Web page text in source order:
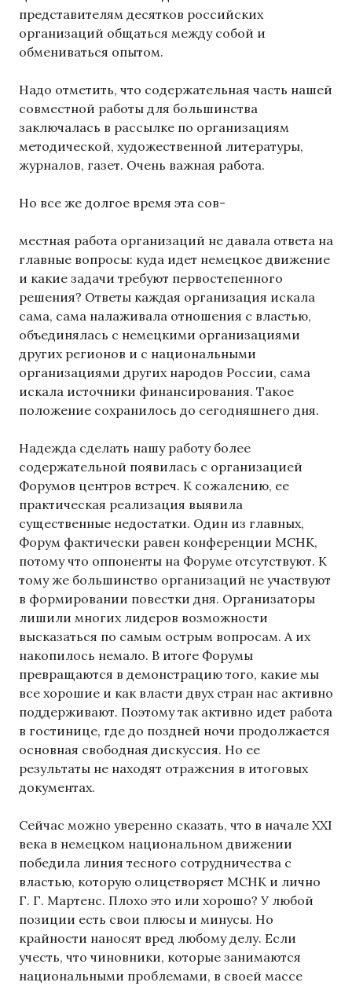
представителям десятков российских
организаций общаться между собой и
обмениваться опытом.
Надо отметить, что содержательная часть нашей
совместной работы для большинства
заключалась в рассылке по организациям
методической, художественной литературы,
журналов, газет. Очень важная работа.
Но все же долгое время эта сов-
местная работа организаций не давала ответа на
главные вопросы: куда идет немецкое движение
и какие задачи требуют первостепенного
решения? Ответы каждая организация искала
сама, сама налаживала отношения с властью,
объединялась с немецкими организациями
других регионов и с национальными
организациями других народов России, сама
искала источники финансирования. Такое
положение сохранилось до сегодняшнего дня.
Надежда сделать нашу работу более
содержательной появилась с организацией
Форумов центров встреч. К сожалению, ее
практическая реализация выявила
существенные недостатки. Один из главных,
Форум фактически равен конференции МСНК,
потому что оппоненты на Форуме отсутствуют. К
тому же большинство организаций не участвуют
в формировании повестки дня. Организаторы
лишили многих лидеров возможности
высказаться по самым острым вопросам. А их
накопилось немало. В итоге Форумы
превращаются в демонстрацию того, какие мы
все хорошие и как власти двух стран нас активно
поддерживают. Поэтому так активно идет работа
в гостинице, где до поздней ночи продолжается
основная свободная дискуссия. Но ее
результаты не находят отражения в итоговых
документах.
Сейчас можно уверенно сказать, что в начале ХХI
века в немецком национальном движении
победила линия тесного сотрудничества с
властью, которую олицетворяет МСНК и лично
Г. Г. Мартенс. Плохо это или хорошо? У любой
позиции есть свои плюсы и минусы. Но
крайности наносят вред любому делу. Если
учесть, что чиновники, которые занимаются
национальными проблемами, в своей массе